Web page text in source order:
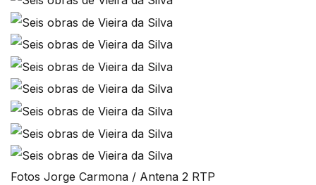
Fotos Jorge Carmona / Antena 2 RTP